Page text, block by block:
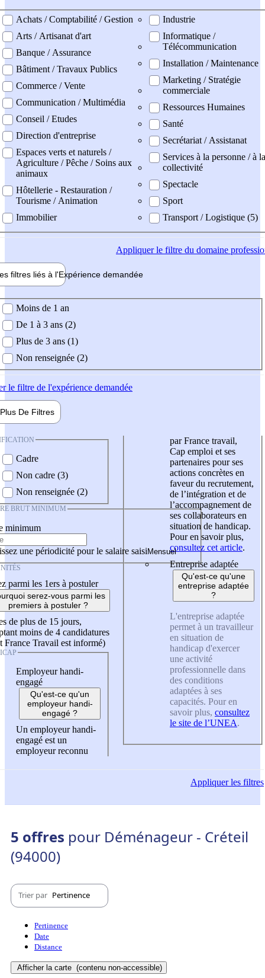
professionel
Achats / Comptabilité / Gestion
Arts / Artisanat d'art
Banque / Assurance
Bâtiment / Travaux Publics
Commerce / Vente
Communication / Multimédia
Conseil / Etudes
Direction d'entreprise
Espaces verts et naturels /
Agriculture / Pêche / Soins aux
animaux
Hôtellerie - Restauration /
Tourisme / Animation
Immobilier
Industrie
Informatique /
Télécommunication
Installation / Maintenance
Marketing / Stratégie
commerciale
Ressources Humaines
Santé
Secrétariat / Assistanat
Services à la personne / à la
collectivité
Spectacle
Sport
Transport / Logistique (5)
Appliquerle filtre du domaine
filtres liés à l'Expérience demandée
demandée
Moins de 1 an
De 1 à 3 ans (2)
Plus de 3 ans (1)
Non renseignée (2)
le filtre de l'expérience demandée
Plus De Filtres
Cadre
Non cadre (3)
Non renseignée (2)
BRUT MINIMUM
minimum
une périodicité pour le salaire saisi
parmi les 1ers à postuler
serez-vous parmi les
premiers à postuler ?
de plus de 15 jours,
moins de 4 candidatures
France Travail est informé)
Employeur handi-
engagé
Qu'est-ce qu'un
employeur handi-
engagé ?
Un employeur handi-
engagé est un
employeur reconnu
par France travail,
Cap emploi et ses
partenaires pour ses
actions concrètes en
faveur du recrutement,
de l’intégration et de
l’accompagnement de
ses collaborateurs en
situation de handicap.
Pour en savoir plus,
consultez cet article.
Entreprise adaptée
Qu'est-ce qu'une
entreprise adaptée
?
L'entreprise adaptée
permet à un travailleur
en situation de
handicap d'exercer
une activité
professionnelle dans
des conditions
adaptées à ses
capacités. Pour en
savoir plus, consultez
le site de l’UNEA.
Appliquerles filtres
5 offres pour Déménageur - Créteil
(94000)
Trier par Pertinence
Pertinence
Date
Distance
Afficher la carte (contenu non-accessible)